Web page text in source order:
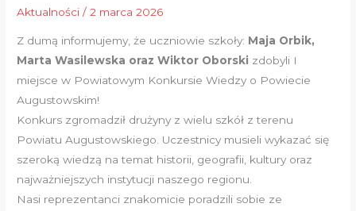
Aktualności /2 marca 2026
Z dumą informujemy, że uczniowie szkoły: Maja Orbik,
Marta Wasilewska oraz Wiktor Oborski zdobyli I
miejsce w Powiatowym Konkursie Wiedzy o Powiecie
Augustowskim!
Konkurs zgromadził drużyny z wielu szkół z terenu
Powiatu Augustowskiego. Uczestnicy musieli wykazać się
szeroką wiedzą na temat historii, geografii, kultury oraz
najważniejszych instytucji naszego regionu.
Nasi reprezentanci znakomicie poradzili sobie ze